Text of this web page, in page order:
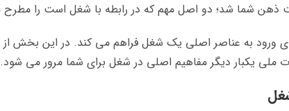
ذهن شما شد؛ دو اصل مهم که در رابطه با شغل است را مطرح
ورود به عناصر اصلی یک شغل فراهم می کند. در این
ملی یکبار دیگر مفاهیم اصلی در شغل برای شما مرور می شود.